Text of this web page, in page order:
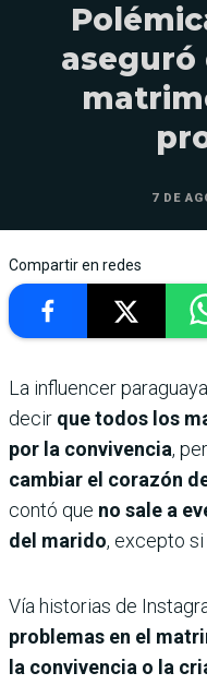
aseguró
7 DE
Compartir en redes
La influencer paraguaya
decir que todos los
por la convivencia,
cambiar el corazón
contó que no sale a
del marido, excepto
Vía historias de
problemas en el
la convivencia o la